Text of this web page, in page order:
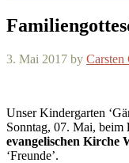
3. Mai 2017 by Carsten
Unser Kindergarten
Sonntag, 07. Mai, beim
evangelischen Kirche
‘Freunde’.